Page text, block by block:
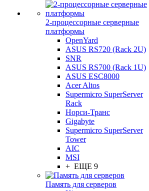
2-процессорные серверные
платформы
OpenYard
ASUS RS720 (Rack 2U)
SNR
ASUS RS700 (Rack 1U)
ASUS ESC8000
Acer Altos
Supermicro SuperServer
Rack
Норси-Транс
Gigabyte
Supermicro SuperServer
Tower
AIC
MSI
+ ЕЩЕ 9
Память для серверов